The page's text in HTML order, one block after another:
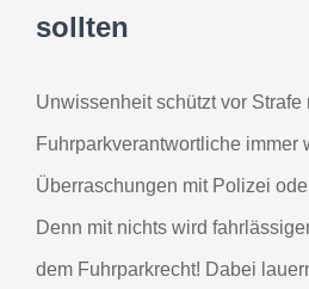
sollten
Unwissenheit schützt vor
Fuhrparkverantwortliche immer
Überraschungen mit Polizei
Denn mit nichts wird
dem Fuhrparkrecht! Dabei